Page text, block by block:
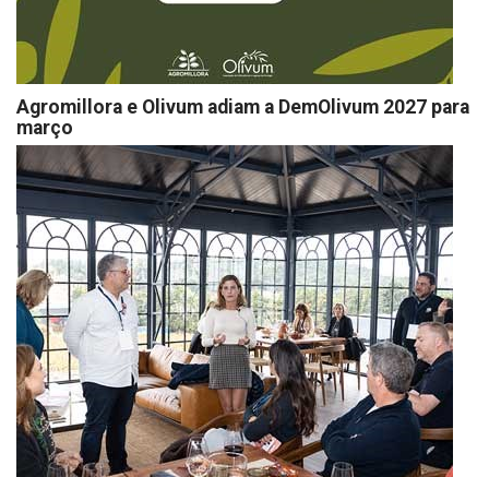
Agromillora e Olivum adiam a DemOlivum 2027 para
março